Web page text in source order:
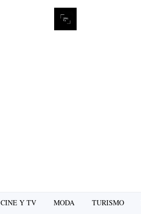
CINE Y TV MODA TURISMO